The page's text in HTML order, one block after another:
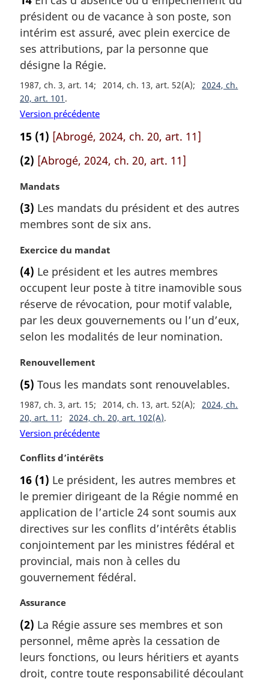
:t
e
m
a
g
i
n
a
e
président ou de vacance à son poste, son
intérim est assuré, avec plein exercice de
ses attributions, par la personne que
désigne la Régie.
1987, ch. 3, art. 14 2014, ch. 13, art. 52(A)
2024, ch.
20, art. 101
Version précédente
15 (1) [Abrogé, 2024, ch. 20, art. 11]
(2) [Abrogé, 2024, ch. 20, art. 11]
N
t
e
a
r
g
i
n
a
e
:
Mandats
(3) Les mandats du président et des autres
membres sont de six ans.
N
t
e
m
a
r
g
n
a
e
:
Exercice du mandat
(4) Le président et les autres membres
occupent leur poste à titre inamovible sous
réserve de révocation, pour motif valable,
par les deux gouvernements ou l’un d’eux,
selon les modalités de leur nomination.
N
t
e
m
a
r
g
n
a
e
:
Renouvellement
(5) Tous les mandats sont renouvelables.
1987, ch. 3, art. 15 2014, ch. 13, art. 52(A)
2024, ch.
20, art. 11
2024, ch. 20, art. 102(A)
Version précédente
N
t
e
m
a
g
i
n
l
:
Conflits d’intérêts
16 (1) Le président, les autres membres et
le premier dirigeant de la Régie nommé en
application de l’article 24 sont soumis aux
directives sur les conflits d’intérêts établis
conjointement par les ministres fédéral et
provincial, mais non à celles du
gouvernement fédéral.
N
t
e
m
a
Assurance
(2) La Régie assure ses membres et son
personnel, même après la cessation de
leurs fonctions, ou leurs héritiers et ayants
droit, contre toute responsabilité découlant